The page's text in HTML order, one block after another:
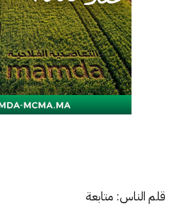
قلم الناس: متابعة